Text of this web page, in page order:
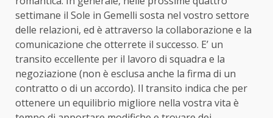
settimane il Sole in Gemelli sosta nel vostro settore
delle relazioni, ed è attraverso la collaborazione e la
comunicazione che otterrete il successo. E’ un
transito eccellente per il lavoro di squadra e la
negoziazione (non è esclusa anche la firma di un
contratto o di un accordo). Il transito indica che per
ottenere un equilibrio migliore nella vostra vita è